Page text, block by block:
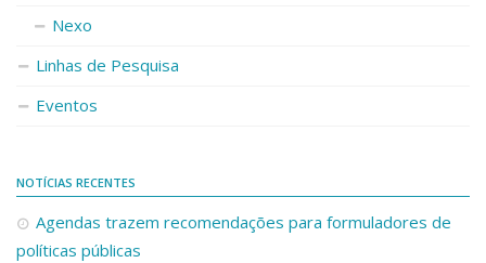
Nexo
Linhas de Pesquisa
Eventos
NOTÍCIAS RECENTES
Agendas trazem recomendações para formuladores de
políticas públicas